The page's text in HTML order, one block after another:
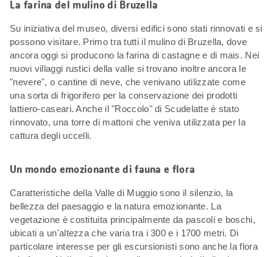
La farina del mulino di Bruzella
Su iniziativa del museo, diversi edifici sono stati rinnovati e si
possono visitare. Primo tra tutti il mulino di Bruzella, dove
ancora oggi si producono la farina di castagne e di mais. Nei
nuovi villaggi rustici della valle si trovano inoltre ancora le
"nevere", o cantine di neve, che venivano utilizzate come
una sorta di frigorifero per la conservazione dei prodotti
lattiero-caseari. Anche il "Roccolo" di Scudelatte è stato
rinnovato, una torre di mattoni che veniva utilizzata per la
cattura degli uccelli.
Un mondo emozionante di fauna e flora
Caratteristiche della Valle di Muggio sono il silenzio, la
bellezza del paesaggio e la natura emozionante. La
vegetazione è costituita principalmente da pascoli e boschi,
ubicati a un'altezza che varia tra i 300 e i 1700 metri. Di
particolare interesse per gli escursionisti sono anche la flora